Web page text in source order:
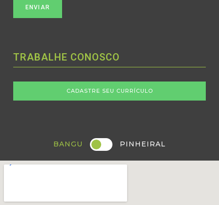
TRABALHE CONOSCO
CADASTRE SEU CURRÍCULO
BANGU PINHEIRAL